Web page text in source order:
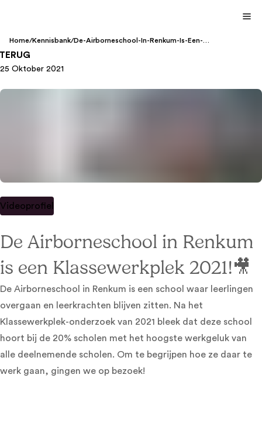
Home/Kennisbank/De-Airborneschool-In-Renkum-Is-Een-
25 Oktober 2021
Videoprofiel
De Airborneschool in Renkum
is een Klassewerkplek 2021!🎥
De Airborneschool in Renkum is een school waar leerlingen
overgaan en leerkrachten blijven zitten. Na het
Klassewerkplek-onderzoek van 2021 bleek dat deze school
hoort bij de 20% scholen met het hoogste werkgeluk van
alle deelnemende scholen. Om te begrijpen hoe ze daar te
werk gaan, gingen we op bezoek!